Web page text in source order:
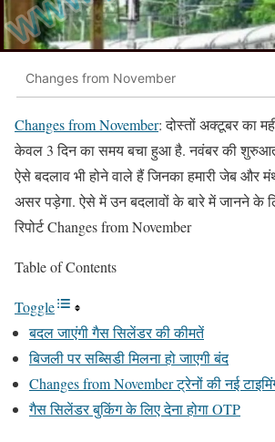
Changes from November
Changes from November: दोस्तों अक्टूबर का
केवल 3 दिन का समय बचा हुआ है. नवंबर की
ऐसे बदलाव भी होने वाले हैं जिनका हमारी जेब और
असर पड़ेगा. ऐसे में उन बदलावों के बारे में जानने के
रिपोर्ट Changes from November
Table of Contents
Toggle
बदल जाएंगी गैस सिलेंडर की कीमतें
बिजली पर सब्सिडी मिलना हो जाएगी बंद
Changes from November ट्रेनों की नई
गैस सिलेंडर बुकिंग के लिए देना होगा OTP